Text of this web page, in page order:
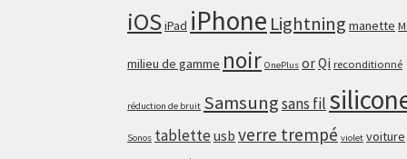
iOSiPad iPhone Lightning manette
milieu de gamme noir OnePlus orQi reconditionné
réduction de bruit Samsungsans fil
Sonos tablette usb verre trempé violet voiture